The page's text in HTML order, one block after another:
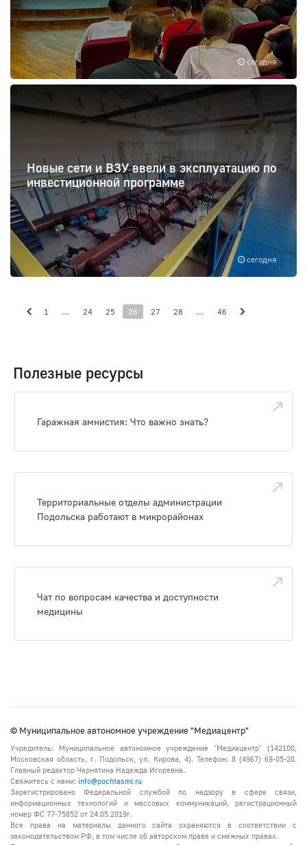
сегодня
сегодня
Новые сети и ВЗУ ввели в эксплуатацию по
инвестиционной программе
1 ... 24 25 26 27 28 ... 46
Полезные ресурсы
Гаражная амнистия: Что важно знать?
Территориальные отделы администрации
Подольска работают в микрорайонах
Чат по вопросам качества и доступности
медицины
© Муниципальное автономное учреждение "Медиацентр"
Учредитель: Муниципальное автономное учреждение "Медиацентр" (142100,
Московская область, г. Подольск, ул. Кирова, 4). Телефон: 8 (4967) 69-05-20.
Главный редактор Чернятина Надежда Игоревна.
Свяжитесь с нами: info@pochtasmi.ru
Зарегистрировано Федеральной службой по надзору в сфере связи,
информационных технологий и массовых коммуникаций, регистрационный
номер ФС 77-75852 от 24.05.2019г.
Все права на материалы данного сайта охраняются в соответствии с
законодательством РФ, в том числе об авторском праве и смежных правах.